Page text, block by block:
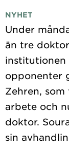
NYHET
Under
än tre
institutionen
opponenter
Zehren,
arbete och
doktor.
sin